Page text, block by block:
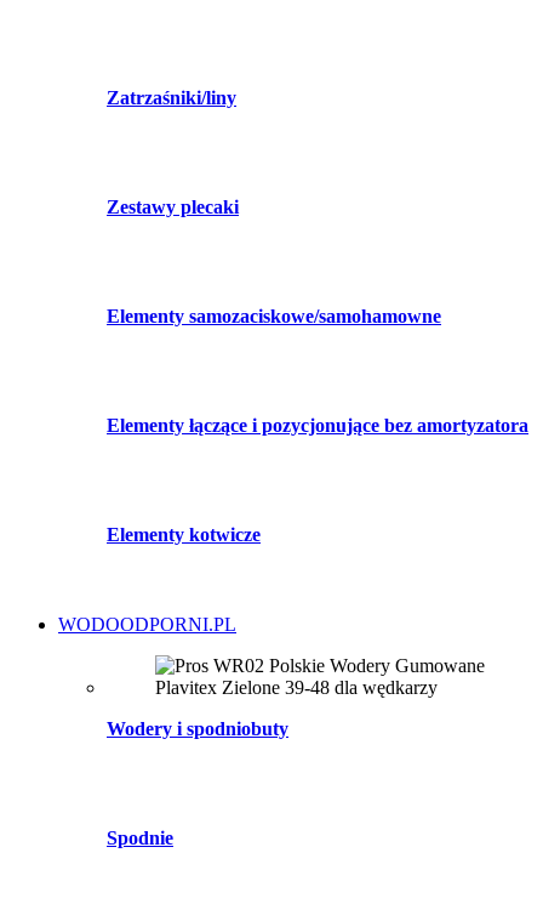
Zatrzaśniki/liny
Zestawy plecaki
Elementy samozaciskowe/samohamowne
Elementy łączące i pozycjonujące bez amortyzatora
Elementy kotwicze
WODOODPORNI.PL
Wodery i spodniobuty
Spodnie